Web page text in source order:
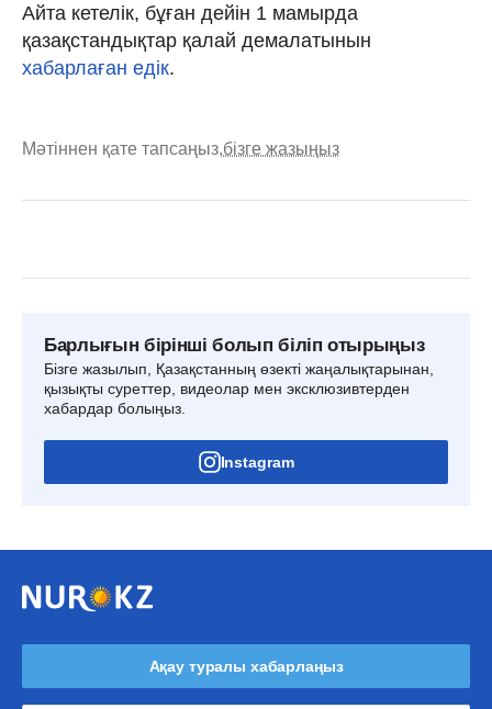
Айта кетелік, бұған дейін 1 мамырда
қазақстандықтар қалай демалатынын
хабарлаған едік.
Мәтіннен қате тапсаңыз,бізге жазыңыз
Барлығын бірінші болып біліп отырыңыз
Бізге жазылып, Қазақстанның өзекті жаңалықтарынан,
қызықты суреттер, видеолар мен эксклюзивтерден
хабардар болыңыз.
Instagram
Ақау туралы хабарлаңыз